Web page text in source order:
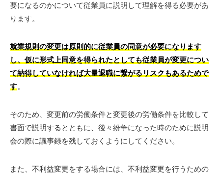
要になるのかについて従業員に説明して理解を得る必要があ
ります。
就業規則の変更は原則的に従業員の同意が必要になります
し、仮に形式上同意を得られたとしても従業員が変更につい
て納得していなければ大量退職に繋がるリスクもあるためで
す。
そのため、変更前の労働条件と変更後の労働条件を比較して
書面で説明するとともに、後々紛争になった時のために説明
会の際に議事録を残しておくようにしてください。
また、不利益変更をする場合には、不利益変更を行うための